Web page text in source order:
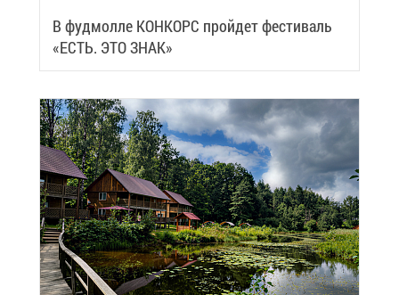
В фуд­мол­ле КОН­КОРС прой­дет фе­сти­валь
«ЕСТЬ. ЭТО ЗНАК»